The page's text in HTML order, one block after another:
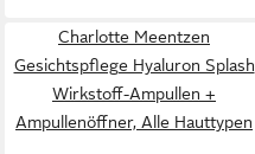
Charlotte Meentzen
Gesichtspflege Hyaluron Splash
Wirkstoff-Ampullen +
Ampullenöffner, Alle Hauttypen